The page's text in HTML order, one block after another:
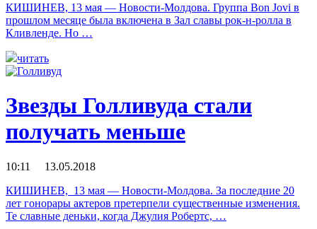
КИШИНЕВ, 13 мая — Новости-Молдова. Группа Bon Jovi в
прошлом месяце была включена в Зал славы рок-н-ролла в
Кливленде. Но …
читать
Звезды Голливуда стали
получать меньше
10:11 13.05.2018
КИШИНЕВ, 13 мая — Новости-Молдова. За последние 20
лет гонорары актеров претерпели существенные изменения.
Те славные деньки, когда Джулия Робертс, …